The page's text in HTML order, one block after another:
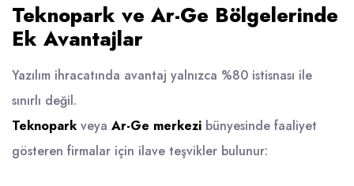
Teknopark ve Ar-Ge Bölgelerinde
Ek Avantajlar
Yazılım ihracatında avantaj yalnızca %80 istisnası ile
sınırlı değil.
Teknoparkveya Ar-Ge merkezi bünyesinde faaliyet
gösteren firmalar için ilave teşvikler bulunur: